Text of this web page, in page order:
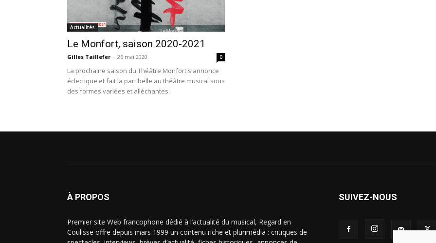
Actualités
Le Monfort, saison 2020-2021
Gilles Taillefer - 26 mai 2020 0
La prochaine saison du Théâtre Monfort s'annonce
éclectique et fait la part belle au théâtre musical sous
des formes variées et alléchantes.
À PROPOS
Premier site Web francophone dédié à l’actualité du musical, Regard en
Coulisse offre depuis mars 1999 un contenu riche et plurimédia : critiques de
SUIVEZ-NOUS